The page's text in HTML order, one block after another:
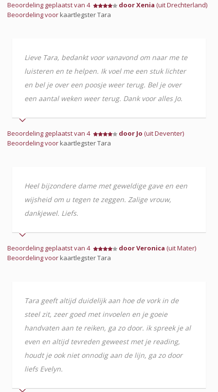
Beoordeling geplaatst van 4 door Xenia (uit Drechterland)
Beoordeling voorkaartlegster Tara
Lieve Tara, bedankt voor vanavond om naar me te
luisteren en te helpen. Ik voel me een stuk lichter
en bel je over een poosje weer terug. Bel je over
een aantal weken weer terug. Dank voor alles Jo.
Beoordeling geplaatst van 4 door Jo (uit Deventer)
Beoordeling voorkaartlegster Tara
Heel bijzondere dame met geweldige gave en een
wijsheid om u tegen te zeggen. Zalige vrouw,
dankjewel. Liefs.
Beoordeling geplaatst van 4 door Veronica (uit Mater)
Beoordeling voorkaartlegster Tara
Tara geeft altijd duidelijk aan hoe de vork in de
steel zit, zeer goed met invoelen en je goeie
handvaten aan te reiken, ga zo door. ik spreek je al
even en altijd tevreden geweest met je reading,
houdt je ook niet onnodig aan de lijn, ga zo door
liefs Evelyn.